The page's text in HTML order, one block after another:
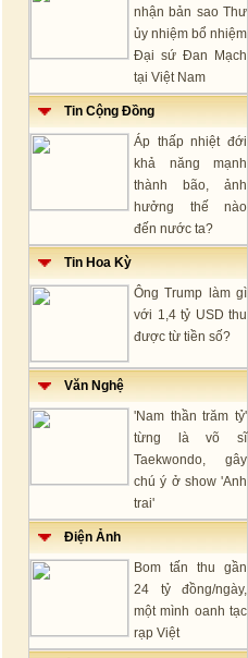
nhận bản sao Thư
ủy nhiệm bổ nhiệm
Đại sứ Đan Mạch
tại Việt Nam
Tin Cộng Đồng
Áp thấp nhiệt đới
khả năng mạnh
thành bão, ảnh
hưởng thế nào
đến nước ta?
Tin Hoa Kỳ
Ông Trump làm gì
với 1,4 tỷ USD thu
được từ tiền số?
Văn Nghệ
'Nam thần trăm tỷ'
từng là võ sĩ
Taekwondo, gây
chú ý ở show 'Anh
trai'
Điện Ảnh
Bom tấn thu gần
24 tỷ đồng/ngày,
một mình oanh tạc
rạp Việt